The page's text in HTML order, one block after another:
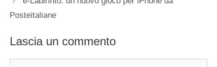
Posteitaliane
Lascia un commento